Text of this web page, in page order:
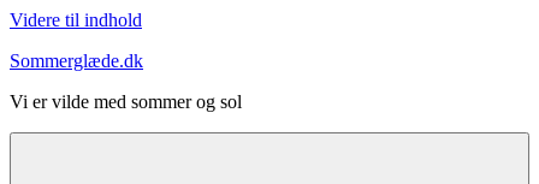
Videre til indhold
Sommerglæde.dk
Vi er vilde med sommer og sol